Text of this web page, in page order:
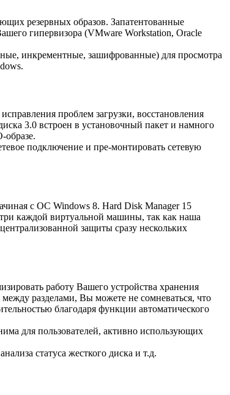
резервных образов. Запатентованные
гипервизора (VMware Workstation, Oracle
инкрементные, зашифрованные) для просмотра
проблем загрузки, восстановления
3.0 встроен в установочный пакет и намного
образе.
подключение и пре-монтировать сетевую
с ОС Windows 8. Hard Disk Manager 15
каждой виртуальной машины, так как наша
защиты сразу нескольких
работу Вашего устройства хранения
разделами, Вы можете не сомневаться, что
благодаря функции автоматического
для пользователей, активно использующих
статуса жесткого диска и т.д.